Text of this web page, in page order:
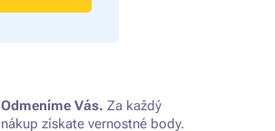
Odmeníme Vás. Za každý
nákup získate vernostné body.